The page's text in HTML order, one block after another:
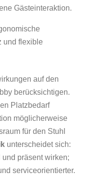
Gästeinteraktion.
und flexible
auf den
berücksichtigen.
Platzbedarf
möglicherweise
für den Stuhl
unterscheidet sich:
präsent wirken;
serviceorientierter.